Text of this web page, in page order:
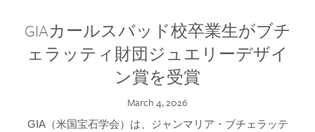
GIAカールスバッド校卒業生がブチ
ェラッティ財団ジュエリーデザイ
ン賞を受賞
March 4, 2026
GIA（米国宝石学会）は、ジャンマリア・ブチェラッテ